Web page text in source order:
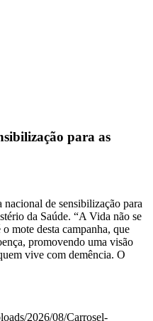
para as
de sensibilização para
da Saúde. “A Vida não se
mote desta campanha, que
promovendo uma visão
vive com demência. O
2026/08/Carrosel-